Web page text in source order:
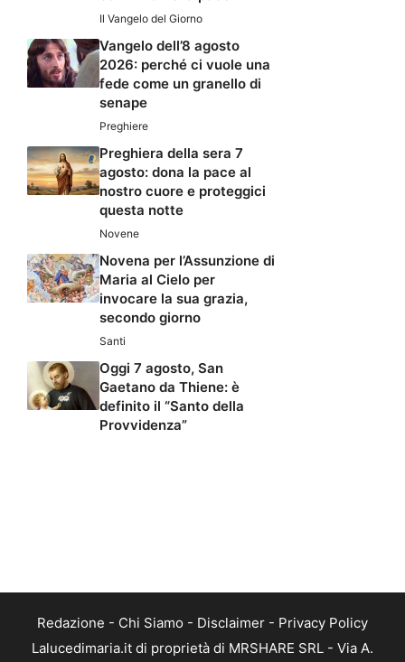
Il Vangelo del Giorno
Vangelo dell’8 agosto
2026: perché ci vuole una
fede come un granello di
senape
Preghiere
Preghiera della sera 7
agosto: dona la pace al
nostro cuore e proteggici
questa notte
Novene
Novena per l’Assunzione di
Maria al Cielo per
invocare la sua grazia,
secondo giorno
Santi
Oggi 7 agosto, San
Gaetano da Thiene: è
definito il “Santo della
Provvidenza”
Redazione - Chi Siamo - Disclaimer - Privacy Policy
Lalucedimaria.it di proprietà di MRSHARE SRL - Via A.